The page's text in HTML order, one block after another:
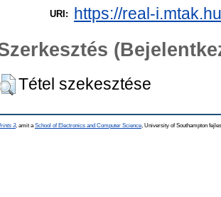
URI: https://real-
Tétel szekesztése
3, amit a School of Electronics and Computer Science , University of Southampton